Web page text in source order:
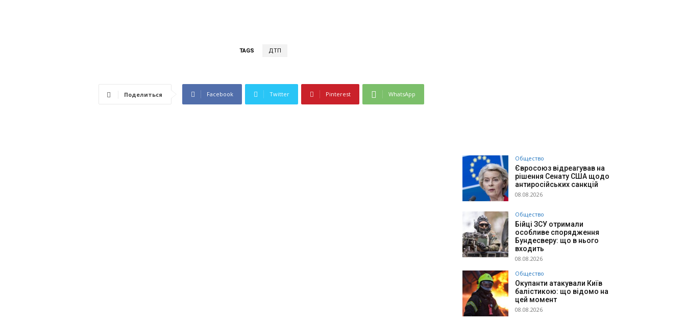
TAGS ДТП
Поделиться Facebook Twitter Pinterest WhatsApp
Общество
Євросоюз відреагував на
рішення Сенату США щодо
антиросійських санкцій
08.08.2026
Общество
Бійці ЗСУ отримали
особливе спорядження
Бундесверу: що в нього
входить
08.08.2026
Общество
Окупанти атакували Київ
балістикою: що відомо на
цей момент
08.08.2026